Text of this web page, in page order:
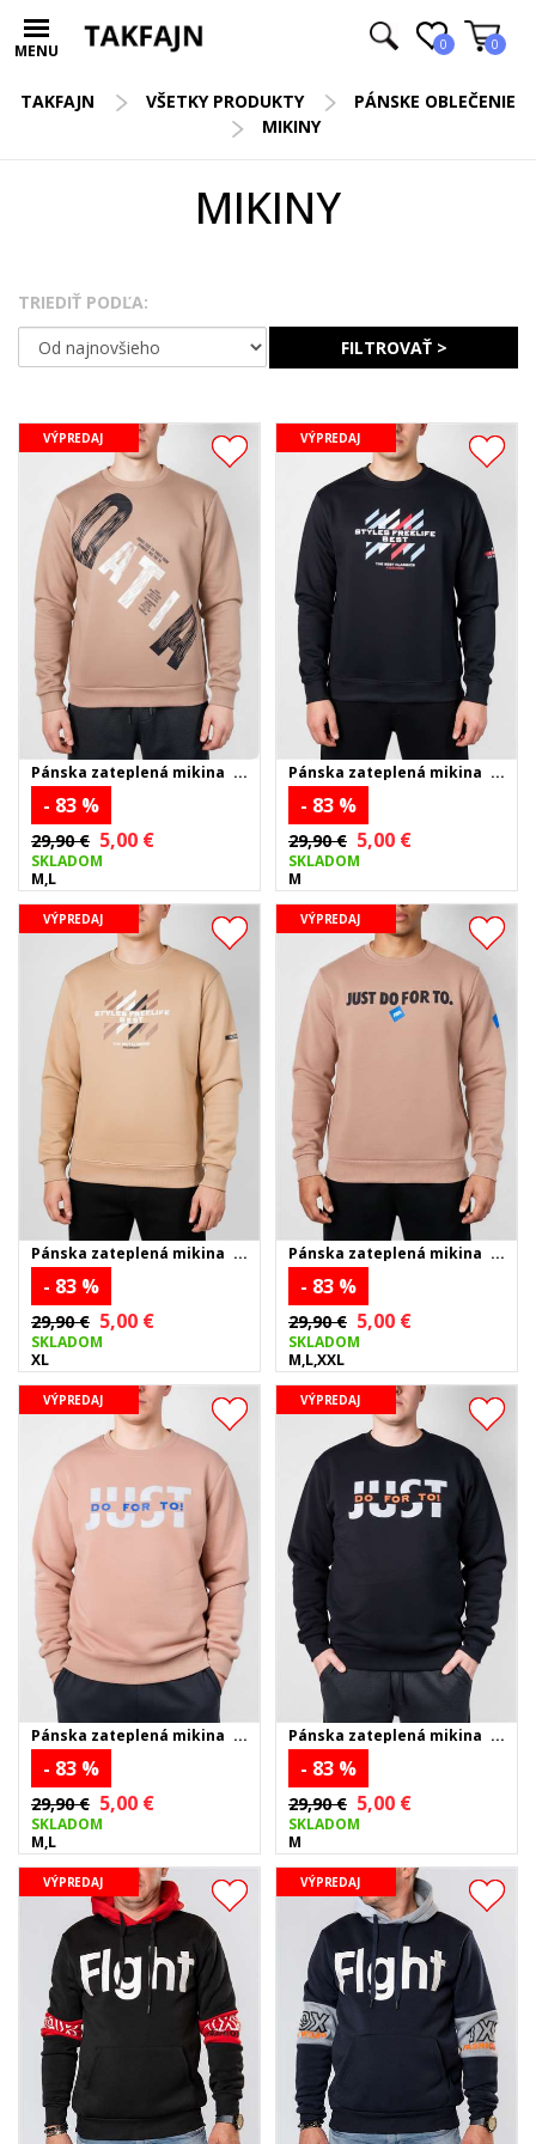
MENU 0 0
TAKFAJN VŠETKY PRODUKTY
PÁNSKE OBLEČENIE
MIKINY
MIKINY
TRIEDIŤ PODĽA:
FILTROVAŤ >
VÝPREDAJ
Pánska zateplená mikina
OATIA - béžová
- 83 %
29,90 € 5,00 €
SKLADOM
M,L
VÝPREDAJ
Pánska zateplená mikina
FREE LIFE - čierna
- 83 %
29,90 € 5,00 €
SKLADOM
M
VÝPREDAJ
Pánska zateplená mikina
FREE LIFE - béžová
- 83 %
29,90 € 5,00 €
SKLADOM
XL
VÝPREDAJ
Pánska zateplená mikina
JUST DO FOR TO - béžová
- 83 %
29,90 € 5,00 €
SKLADOM
M,L,XXL
VÝPREDAJ
Pánska zateplená mikina
JUST - béžová
- 83 %
29,90 € 5,00 €
SKLADOM
M,L
VÝPREDAJ
Pánska zateplená mikina
JUST - čierna
- 83 %
29,90 € 5,00 €
SKLADOM
M
VÝPREDAJ VÝPREDAJ